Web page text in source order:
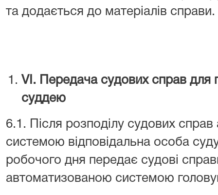
та додається до матеріалів справи.
VI. Передача судових справ для
суддею
6.1. Після розподілу судових
системою відповідальна особа
робочого дня передає судові
автоматизованою системою